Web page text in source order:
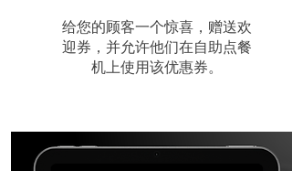
给您的顾客一个惊喜，赠送欢
迎券，并允许他们在自助点餐
机上使用该优惠券。